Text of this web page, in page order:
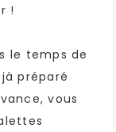
!
le temps de
préparé
vous